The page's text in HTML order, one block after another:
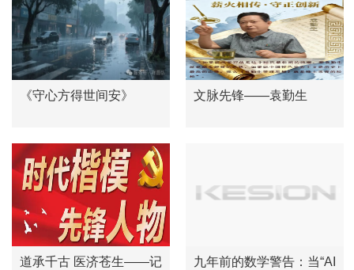
《守心方得世间安》 文脉先锋——袁勤生
道承千古 医济苍生——记
九年前的数学警告：当“AI